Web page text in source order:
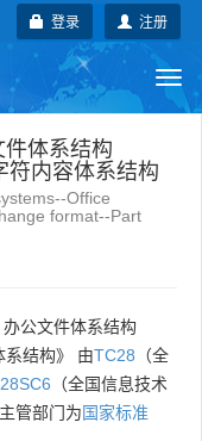
注册
登录
地方标准
国际标准
体系结构
符内容体系结构
Office
format--Part
公文件体系结构
系结构》 由TC28 （全
（全国信息技术
管部门为国家标准